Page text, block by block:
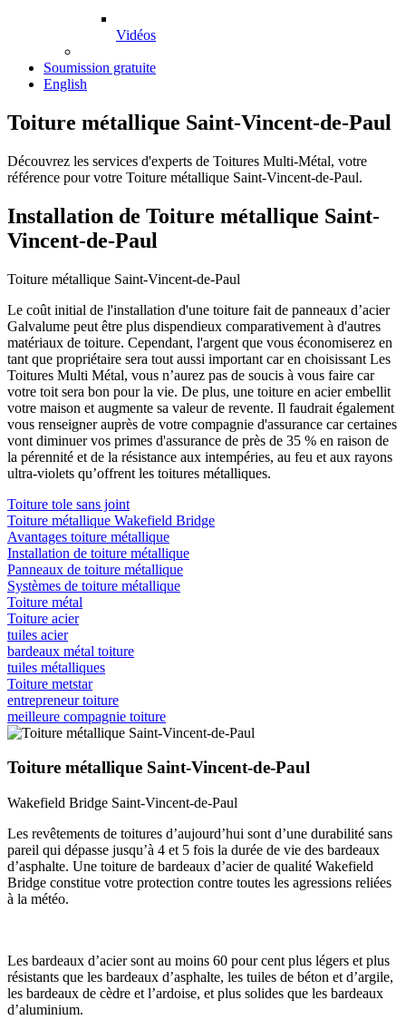
Vidéos
Soumission gratuite
English
Toiture métallique Saint-Vincent-de-Paul
Découvrez les services d'experts de Toitures Multi-Métal, votre
référence pour votre Toiture métallique Saint-Vincent-de-Paul.
Installation de Toiture métallique Saint-
Vincent-de-Paul
Toiture métallique Saint-Vincent-de-Paul
Le coût initial de l'installation d'une toiture fait de panneaux d’acier
Galvalume peut être plus dispendieux comparativement à d'autres
matériaux de toiture. Cependant, l'argent que vous économiserez en
tant que propriétaire sera tout aussi important car en choisissant Les
Toitures Multi Métal, vous n’aurez pas de soucis à vous faire car
votre toit sera bon pour la vie. De plus, une toiture en acier embellit
votre maison et augmente sa valeur de revente. Il faudrait également
vous renseigner auprès de votre compagnie d'assurance car certaines
vont diminuer vos primes d'assurance de près de 35 % en raison de
la pérennité et de la résistance aux intempéries, au feu et aux rayons
ultra-violets qu’offrent les toitures métalliques.
Toiture tole sans joint
Toiture métallique Wakefield Bridge
Avantages toiture métallique
Installation de toiture métallique
Panneaux de toiture métallique
Systèmes de toiture métallique
Toiture métal
Toiture acier
tuiles acier
bardeaux métal toiture
tuiles métalliques
Toiture metstar
entrepreneur toiture
meilleure compagnie toiture
Toiture métallique Saint-Vincent-de-Paul
Wakefield Bridge Saint-Vincent-de-Paul
Les revêtements de toitures d’aujourd’hui sont d’une durabilité sans
pareil qui dépasse jusqu’à 4 et 5 fois la durée de vie des bardeaux
d’asphalte. Une toiture de bardeaux d’acier de qualité Wakefield
Bridge constitue votre protection contre toutes les agressions reliées
à la météo.
Les bardeaux d’acier sont au moins 60 pour cent plus légers et plus
résistants que les bardeaux d’asphalte, les tuiles de béton et d’argile,
les bardeaux de cèdre et l’ardoise, et plus solides que les bardeaux
d’aluminium.